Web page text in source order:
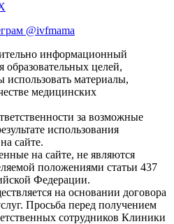
@ivfmama
информационный
образовательных целей,
использовать материалы,
медицинских
за возможные
использования
сайте.
на сайте, не являются
положениями статьи 437
Федерации.
на основании договора
Просьба перед получением
сотрудников Клиники